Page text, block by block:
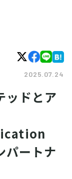
2025.07.24
ッドとア
パートナ